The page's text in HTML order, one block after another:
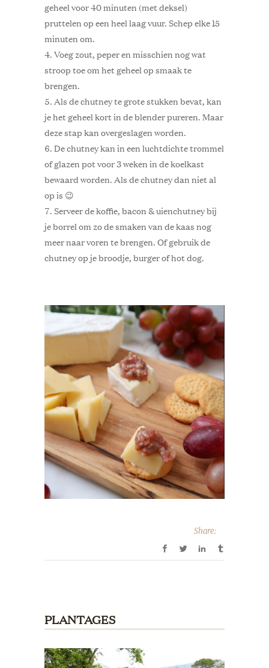
geheel voor 40 minuten (met deksel)
pruttelen op een heel laag vuur. Schep elke 15
minuten om.
Voeg zout, peper en misschien nog wat
stroop toe om het geheel op smaak te
brengen.
Als de chutney te grote stukken bevat, kan
je het geheel kort in de blender pureren. Maar
deze stap kan overgeslagen worden.
De chutney kan in een luchtdichte trommel
of glazen pot voor 3 weken in de koelkast
bewaard worden. Als de chutney dan niet al
op is 😉
Serveer de koffie, bacon & uienchutney bij
je borrel om zo de smaken van de kaas nog
meer naar voren te brengen. Of gebruik de
chutney op je broodje, burger of hot dog.
Share:
PLANTAGES